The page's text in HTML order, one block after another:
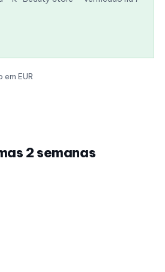
EUR
2 semanas